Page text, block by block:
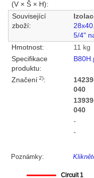
(V × Š × H):
Související
zboží:
28x40.
5/4"
Hmotnost:
11 kg
Specifikace
produktu:
Značení2):
040
040
-
-
Poznámky: